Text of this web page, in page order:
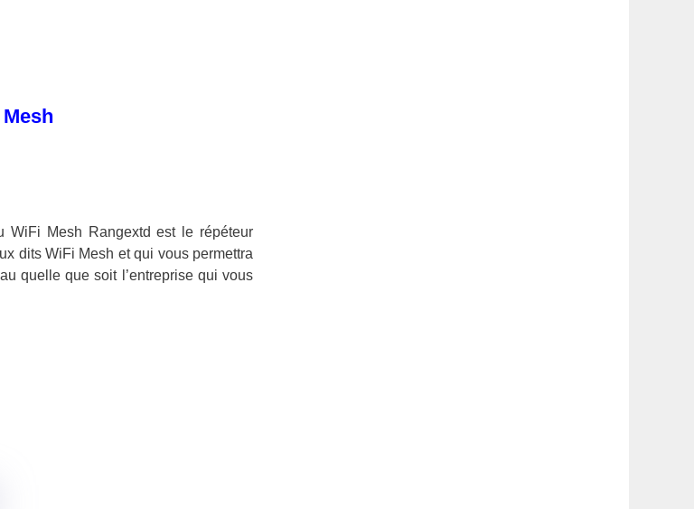
WiFi Mesh Rangextd est le répéteur
dits WiFi Mesh et qui vous permettra
quelle que soit l’entreprise qui vous